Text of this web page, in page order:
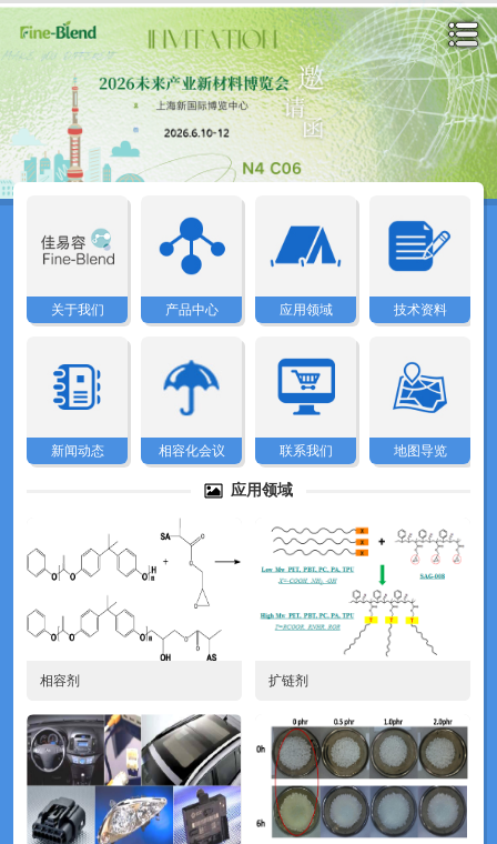
首页 关于我们
产品中心 应用领域
技术资料 新闻动态
关于我们 产品中心 应用领域 技术资料
新闻动态 相容化会议 联系我们 地图导览
应用领域
相容剂 扩链剂